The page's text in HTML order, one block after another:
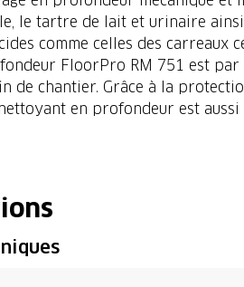
le tartre de lait et urinaire
comme celles des carreaux
FloorPro RM 751 est
de chantier. Grâce à la
en profondeur est